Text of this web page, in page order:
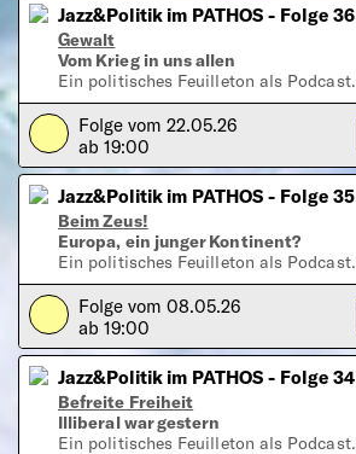
Jazz&Politik im PATHOS - Folge 36
Gewalt
Vom Krieg in uns allen
Ein politisches Feuilleton als Podcast.
Play Folge vom 22.05.26
ab 19:00
Jazz&Politik im PATHOS - Folge 35
Beim Zeus!
Europa, ein junger Kontinent?
Ein politisches Feuilleton als Podcast.
Play Folge vom 08.05.26
ab 19:00
Jazz&Politik im PATHOS - Folge 34
Befreite Freiheit
Illiberal war gestern
Ein politisches Feuilleton als Podcast.